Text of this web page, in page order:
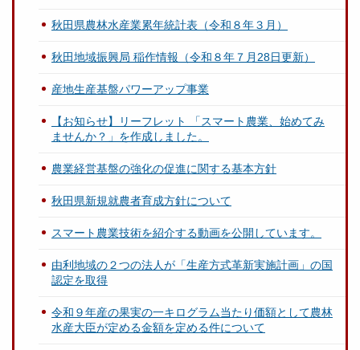
秋田県農林水産業累年統計表（令和８年３月）
秋田地域振興局 稲作情報（令和８年７月28日更新）
産地生産基盤パワーアップ事業
【お知らせ】リーフレット 「スマート農業、始めてみ
ませんか？」を作成しました。
農業経営基盤の強化の促進に関する基本方針
秋田県新規就農者育成方針について
スマート農業技術を紹介する動画を公開しています。
由利地域の２つの法人が「生産方式革新実施計画」の国
認定を取得
令和９年産の果実の一キログラム当たり価額として農林
水産大臣が定める金額を定める件について